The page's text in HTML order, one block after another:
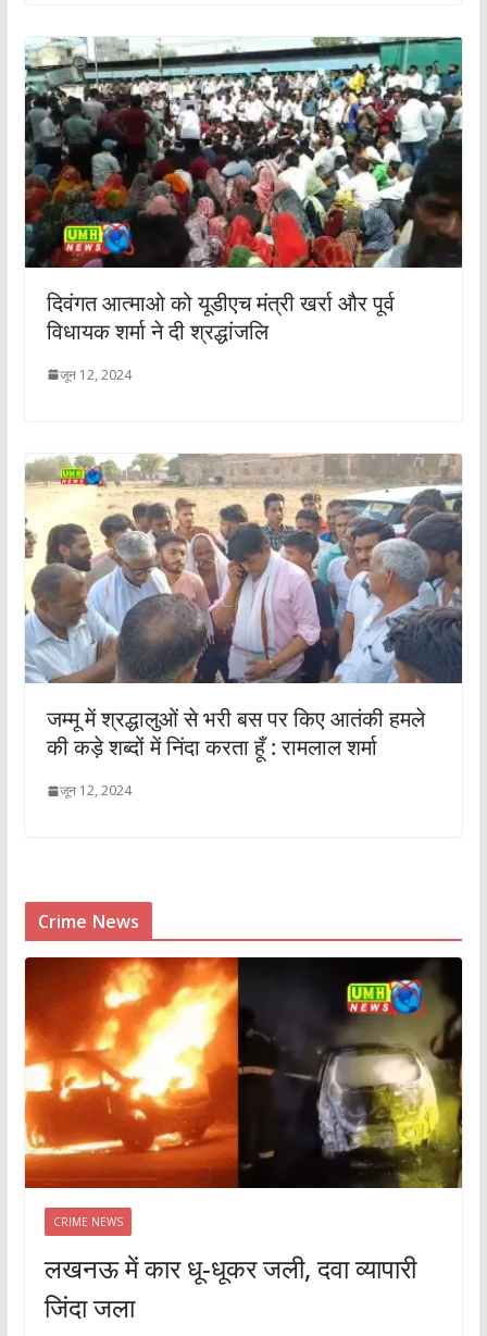
दिवंगत आत्माओ को यूडीएच मंत्री खर्रा और पूर्व
विधायक शर्मा ने दी श्रद्धांजलि
जून 12, 2024
जम्मू में श्रद्धालुओं से भरी बस पर किए आतंकी हमले
की कड़े शब्दों में निंदा करता हूँ : रामलाल शर्मा
जून 12, 2024
Crime News
CRIME NEWS
लखनऊ में कार धू-धूकर जली, दवा व्यापारी
जिंदा जला